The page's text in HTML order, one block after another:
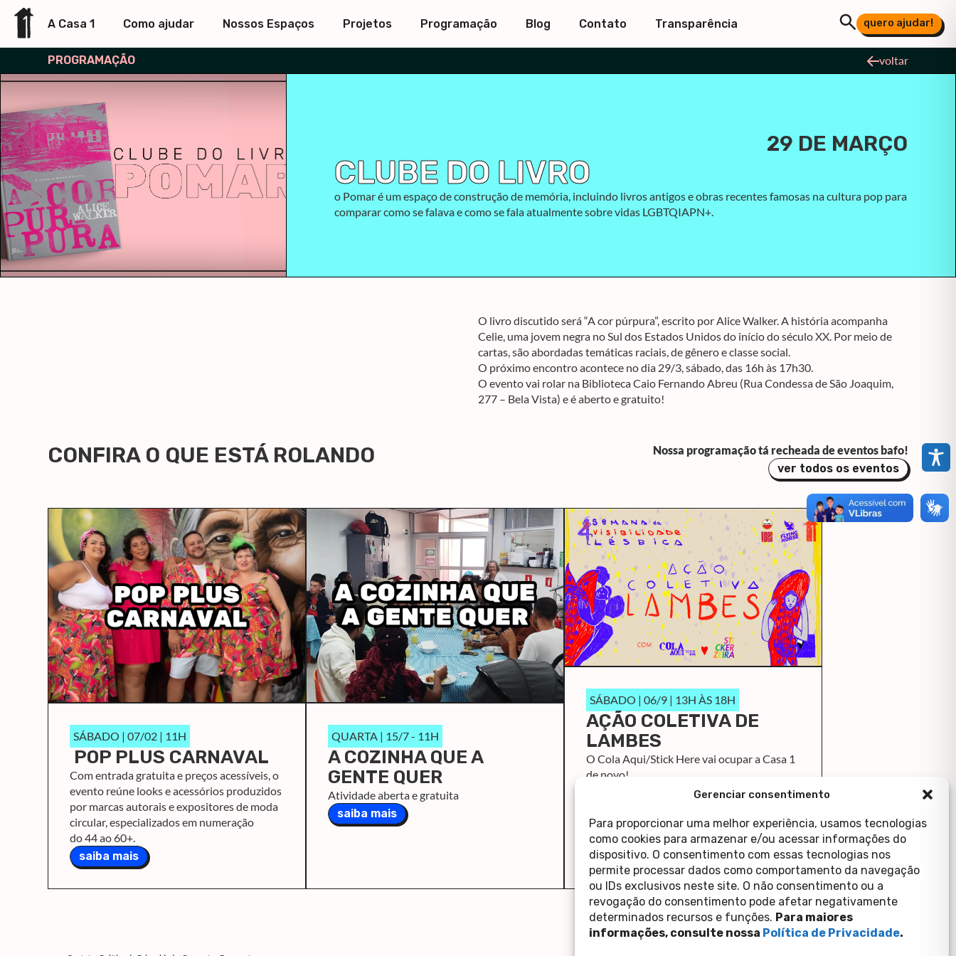
Gerenciar consentimento
Para proporcionar uma melhor experiência, usamos tecnologias
como cookies para armazenar e/ou acessar informações do
dispositivo. O consentimento com essas tecnologias nos
permite processar dados como comportamento da navegação
ou IDs exclusivos neste site. O não consentimento ou a
revogação do consentimento pode afetar negativamente
determinados recursos e funções. Para maiores
informações, consulte nossa Política de Privacidade.
A Casa 1 Como ajudar Nossos Espaços Projetos Programação Blog Contato Transparência quero ajudar!
PROGRAMAÇÃO voltar
29 DE MARÇO
CLUBE DO LIVRO
o Pomar é um espaço de construção de memória, incluindo livros antigos e obras recentes famosas na cultura pop para
comparar como se falava e como se fala atualmente sobre vidas LGBTQIAPN+.
O livro discutido será “A cor púrpura”, escrito por Alice Walker. A história acompanha
Celie, uma jovem negra no Sul dos Estados Unidos do início do século XX. Por meio de
cartas, são abordadas temáticas raciais, de gênero e classe social.
O próximo encontro acontece no dia 29/3, sábado, das 16h às 17h30.
O evento vai rolar na Biblioteca Caio Fernando Abreu (Rua Condessa de São Joaquim,
277 – Bela Vista) e é aberto e gratuito!
CONFIRA O QUE ESTÁ ROLANDO
Nossa programação tá recheada de eventos bafo!
ver todos os eventos
SÁBADO | 07/02 | 11H
POP PLUS CARNAVAL
Com entrada gratuita e preços acessíveis, o
evento reúne looks e acessórios produzidos
por marcas autorais e expositores de moda
circular, especializados em numeração
do 44 ao 60+.
saiba mais
QUARTA | 15/7 - 11H
A COZINHA QUE A
GENTE QUER
Atividade aberta e gratuita
saiba mais
SÁBADO | 06/9 | 13H ÀS 18H
AÇÃO COLETIVA DE
LAMBES
O Cola Aqui/Stick Here vai ocupar a Casa 1
de novo!